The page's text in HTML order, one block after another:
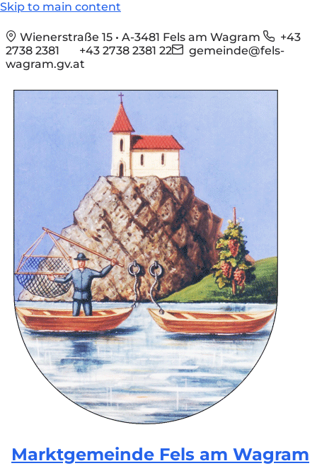
Skip to main content
Wienerstraße 15 • A-3481 Fels am Wagram
+43
2738 2381
+43 2738 2381 22
gemeinde@fels-
wagram.gv.at
Marktgemeinde Fels am Wagram